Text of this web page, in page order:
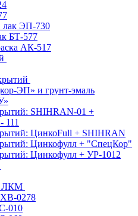
ЭП-730
БТ-577
АК-517
ЭП» и грунт-эмаль
SHIHRAN-01 +
111
ЦинкоFull + SHIHRAN
Цинкофулл + "СпецКор"
Цинкофулл + УР-1012
ЛКМ
ХВ-0278
010